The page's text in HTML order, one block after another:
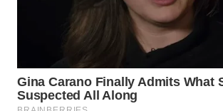
KEPULAUAN
SERIBU